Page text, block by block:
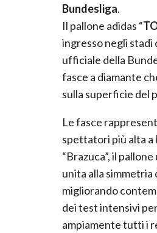
Bundesliga.
Il pallone adidas “
ingresso negli stadi
ufficiale della
fasce a diamante
sulla superficie del
Le fasce
spettatori più alta a
“Brazuca”, il
unita alla
migliorando
dei test intensivi
ampiamente tutti i